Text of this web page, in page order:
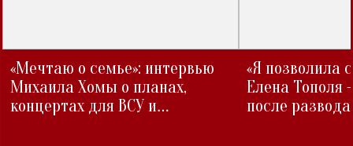
«Мечтаю о семье»: интервью
Михаила Хомы о планах,
концертах для ВСУ и
«Я позволила
Елена Тополя
после развода